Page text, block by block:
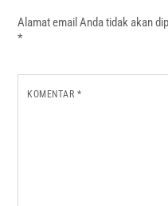
Alamat email Anda tidak akan
*
KOMENTAR *